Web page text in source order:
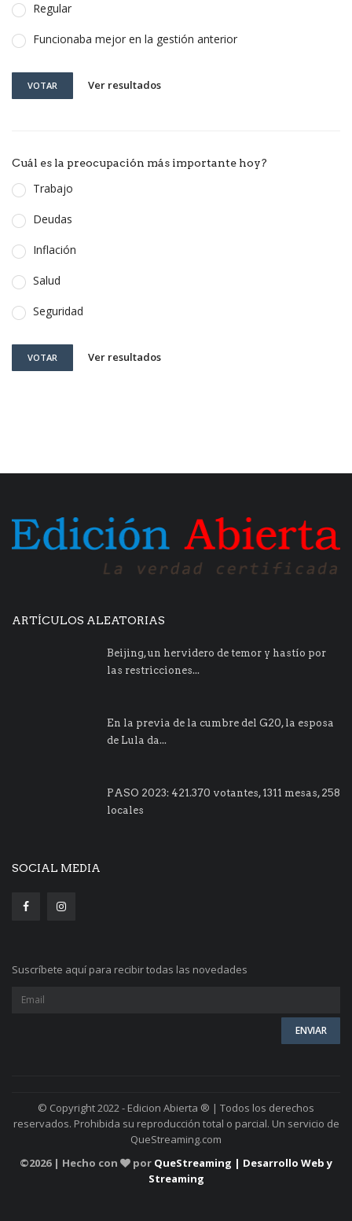
Regular
Funcionaba mejor en la gestión anterior
VOTAR Ver resultados
Cuál es la preocupación más importante hoy?
Trabajo
Deudas
Inflación
Salud
Seguridad
VOTAR Ver resultados
ARTÍCULOS ALEATORIAS
Beijing, un hervidero de temor y hastío por
las restricciones...
En la previa de la cumbre del G20, la esposa
de Lula da...
PASO 2023: 421.370 votantes, 1311 mesas, 258
locales
SOCIAL MEDIA
Suscríbete aquí para recibir todas las novedades
© Copyright 2022 - Edicion Abierta ® | Todos los derechos
reservados. Prohibida su reproducción total o parcial. Un servicio de
QueStreaming.com
©2026 | Hecho con por QueStreaming | Desarrollo Web y
Streaming